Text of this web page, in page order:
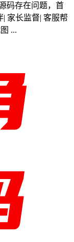
码存在问题，首
家长监督| 客服帮
...